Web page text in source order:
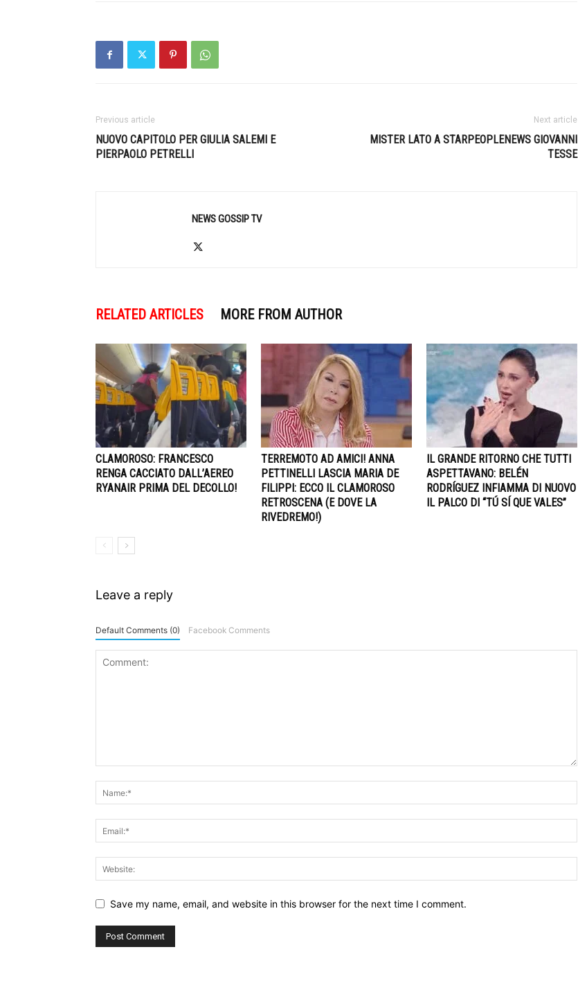
Previous article
NUOVO CAPITOLO PER GIULIA SALEMI E
PIERPAOLO PETRELLI
Next article
MISTER LATO A STARPEOPLENEWS GIOVANNI
TESSE
NEWS GOSSIP TV
RELATED ARTICLES MORE FROM AUTHOR
CLAMOROSO: FRANCESCO
RENGA CACCIATO DALL’AEREO
RYANAIR PRIMA DEL DECOLLO!
TERREMOTO AD AMICI! ANNA
PETTINELLI LASCIA MARIA DE
FILIPPI: ECCO IL CLAMOROSO
RETROSCENA (E DOVE LA
RIVEDREMO!)
IL GRANDE RITORNO CHE TUTTI
ASPETTAVANO: BELÉN
RODRÍGUEZ INFIAMMA DI NUOVO
IL PALCO DI “TÚ SÍ QUE VALES”
Leave a reply
Default Comments (0) Facebook Comments
Save my name, email, and website in this browser for the next time I comment.